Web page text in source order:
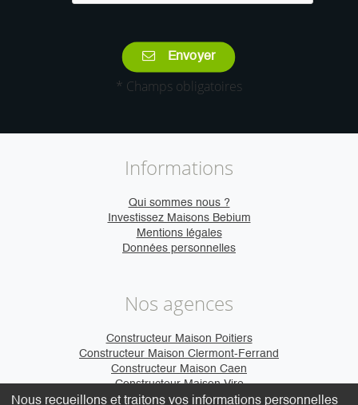
Envoyer
* Champs obligatoires
Informations
Qui sommes nous ?
Investissez Maisons Bebium
Mentions légales
Données personnelles
Nos agences
Constructeur Maison Poitiers
Constructeur Maison Clermont-Ferrand
Constructeur Maison Caen
Constructeur Maison Vire
Nous recueillons et traitons vos informations personnelles